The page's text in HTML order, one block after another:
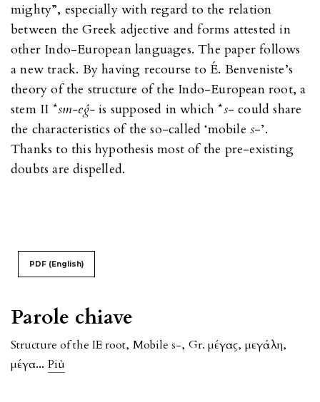
Parole chiave
Structure of the IE root, Mobile s-, Gr. μέγας, μεγάλη,
μέγα... Più
mighty”, especially with regard to the relation
between the Greek adjective and forms attested in
other Indo-European languages. The paper follows
a new track. By having recourse to É. Benveniste’s
theory of the structure of the Indo-European root, a
stem II *sm-eĝ-is supposed in which *s- could share
the characteristics of the so-called ‘mobiles-’.
Thanks to this hypothesis most of the pre-existing
doubts are dispelled.
PDF (English)